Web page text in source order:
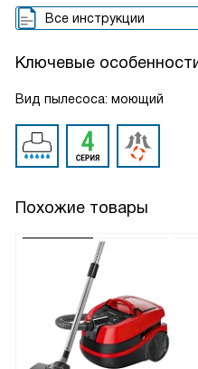
Все инструкции
Ключевые
Вид пылесоса: моющий
Похожие товары